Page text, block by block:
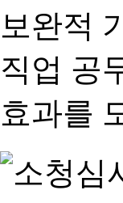
보완적
직업 공
효과를